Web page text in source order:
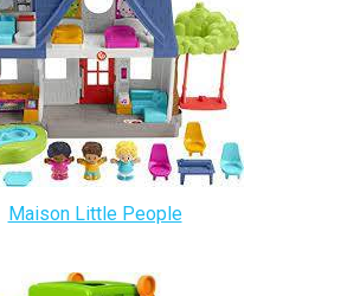
Maison Little People